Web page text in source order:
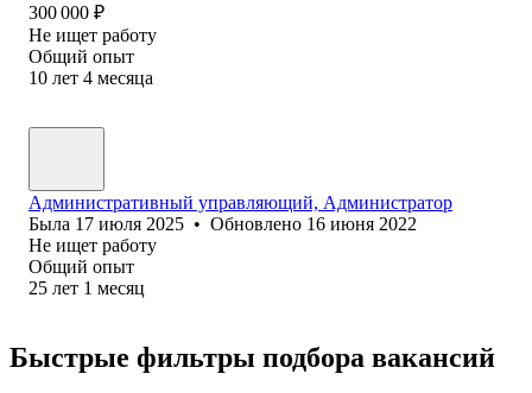
300 000 ₽
Не ищет работу
Общий опыт
10 лет 4 месяца
Административный управляющий, Администратор
Была 17 июля 2025 • Обновлено 16 июня 2022
Не ищет работу
Общий опыт
25 лет 1 месяц
Быстрые фильтры подбора вакансий